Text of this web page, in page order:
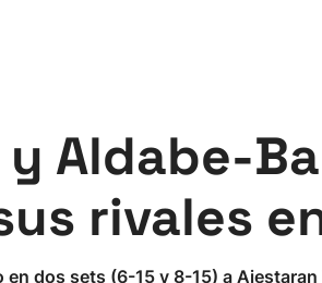
Aldabe-
rivales
en dos sets (6-15 y 8-15) a